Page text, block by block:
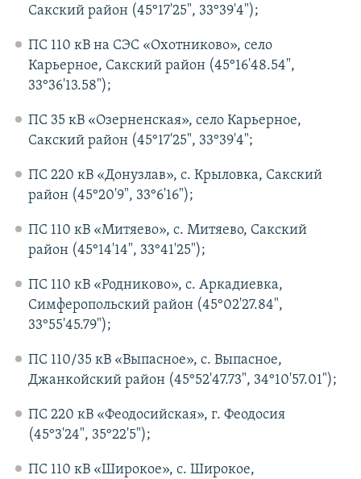
Сакский район (45°17'25", 33°39'4");
ПС 110 кВ на СЭС «Охотниково», село
Карьерное, Сакский район (45°16'48.54",
33°36'13.58");
ПС 35 кВ «Озерненская», село Карьерное,
Сакский район (45°17'25", 33°39'4";
ПС 220 кВ «Донузлав», с. Крыловка, Сакский
район (45°20'9", 33°6'16");
ПС 110 кВ «Митяево», с. Митяево, Сакский
район (45°14'14", 33°41'25");
ПС 110 кВ «Родниково», с. Аркадиевка,
Симферопольский район (45°02'27.84",
33°55'45.79");
ПС 110/35 кВ «Выпасное», с. Выпасное,
Джанкойский район (45°52'47.73", 34°10'57.01");
ПС 220 кВ «Феодосийская», г. Феодосия
(45°3'24", 35°22'5");
ПС 110 кВ «Широкое», с. Широкое,